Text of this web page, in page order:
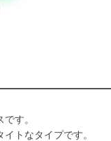
す。
トなタイプです。